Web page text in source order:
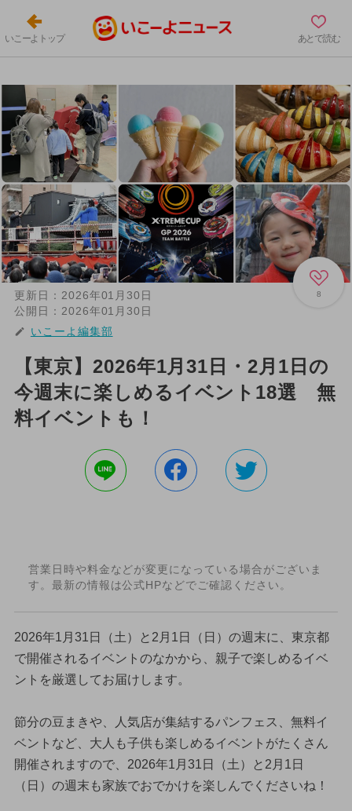
いこーよトップ あとで読む
8
更新日： 2026年01月30日
公開日： 2026年01月30日
いこーよ編集部
【東京】2026年1月31日・2月1日の
今週末に楽しめるイベント18選 無
料イベントも！
営業日時や料金などが変更になっている場合がございま
す。最新の情報は公式HPなどでご確認ください。
2026年1月31日（土）と2月1日（日）の週末に、東京都
で開催されるイベントのなかから、親子で楽しめるイベ
ントを厳選してお届けします。
節分の豆まきや、人気店が集結するパンフェス、無料イ
ベントなど、大人も子供も楽しめるイベントがたくさん
開催されますので、2026年1月31日（土）と2月1日
（日）の週末も家族でおでかけを楽しんでくださいね！